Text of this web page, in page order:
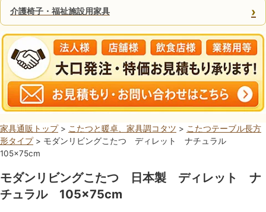
介護椅子・福祉施設用家具 ›
家具通販トップ> こたつと暖卓、家具調コタツ > こたつテーブル長方
形タイプ> モダンリビングこたつ ディレット ナチュラル
105×75cm
モダンリビングこたつ 日本製 ディレット ナ
チュラル 105×75cm